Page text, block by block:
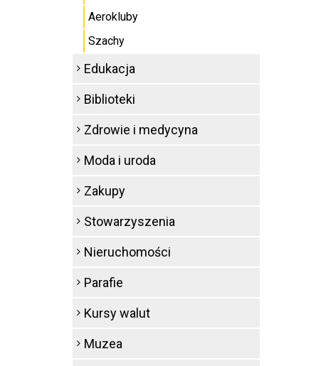
Aerokluby
Szachy
Edukacja
Biblioteki
Zdrowie i medycyna
Moda i uroda
Zakupy
Stowarzyszenia
Nieruchomości
Parafie
Kursy walut
Muzea